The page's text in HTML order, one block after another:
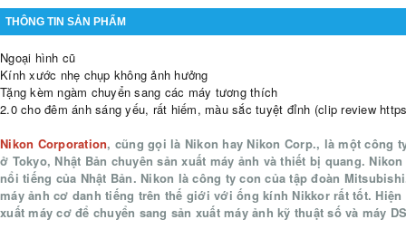
THÔNG TIN SẢN PHẨM
Ngoại hình cũ
Kính xước nhẹ chụp không ảnh hưởng
Tặng kèm ngàm chuyển sang các máy tương thích
2.0 cho đêm ánh sáng yếu, rất hiếm, màu sắc tuyệt đỉnh (clip review
Nikon Corporation, cũng gọi là Nikon hay Nikon Corp., là một công
ở Tokyo, Nhật Bản chuyên sản xuất máy ảnh và thiết bị quang.
nổi tiếng của Nhật Bản. Nikon là công ty con của tập đoàn
máy ảnh cơ danh tiếng trên thế giới với ống kính Nikkor rất tốt. Hiện
xuất máy cơ để chuyển sang sản xuất máy ảnh kỹ thuật số và máy